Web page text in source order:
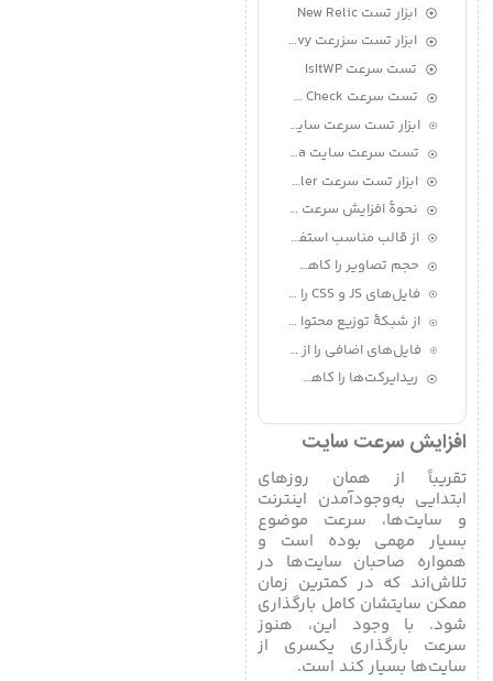
افزایش سرعت سایت
تقریباً از همان روزهای
ابتدایی به‌وجودآمدن اینترنت
و سایت‌ها، سرعت موضوع
بسیار مهمی بوده است و
همواره صاحبان سایت‌ها در
تلاش‌اند که در کمترین زمان
ممکن سایتشان کامل بارگذاری
شود. با وجود این، هنوز
سرعت بارگذاری یکسری از
سایت‌ها بسیار کند است.
ابزار تست New Relic
ابزار تست سزرعت Varvy
تست سرعت IsItWP
تست سرعت Byte Check
ابزار تست سرعت سایت Geekflare
تست سرعت سایت Bitcatcha
ابزار تست سرعت Nibbler
نحوۀ افزایش سرعت سایت
از قالب مناسب استفاده کنید
حجم تصاویر را کاهش دهید
فایل‌های JS و CSS را کوچک کنید
از شبکۀ توزیع محتوا استفاده کنید
فایل‌های اضافی را از دیتابیس پاک کنید
ریدایرکت‌ها را کاهش دهید